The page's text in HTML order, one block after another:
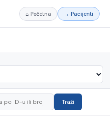
⌂ Početna → Pacijenti
Traži